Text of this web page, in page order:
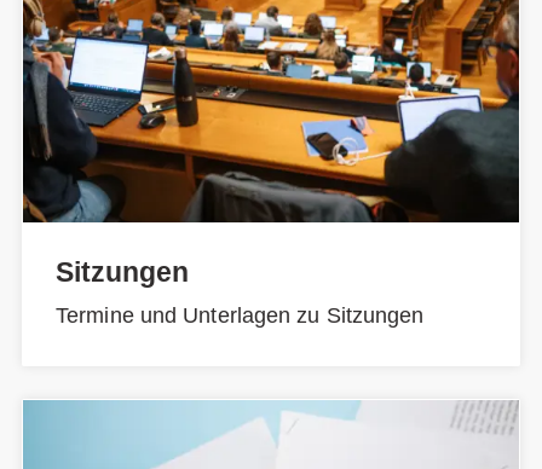
Sitzungen
Termine und Unterlagen zu Sitzungen